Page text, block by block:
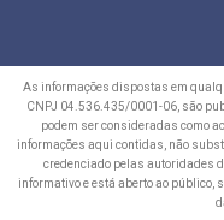
As informações dispostas em
CNPJ 04.536.435/0001-06, são
podem ser consideradas como
informações aqui contidas, não
credenciado pelas autoridades
informativo e está aberto ao público,